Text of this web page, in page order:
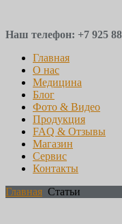
Наш телефон: +7 925
Главная
О нас
Медицина
Блог
Фото & Видео
Продукция
FAQ & Отзывы
Магазин
Сервис
Контакты
Главная Статьи